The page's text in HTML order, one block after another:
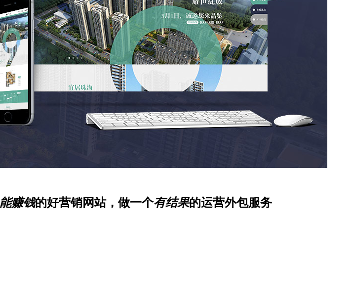
能赚钱的好营销网站，做一个有结果的运营外包服务